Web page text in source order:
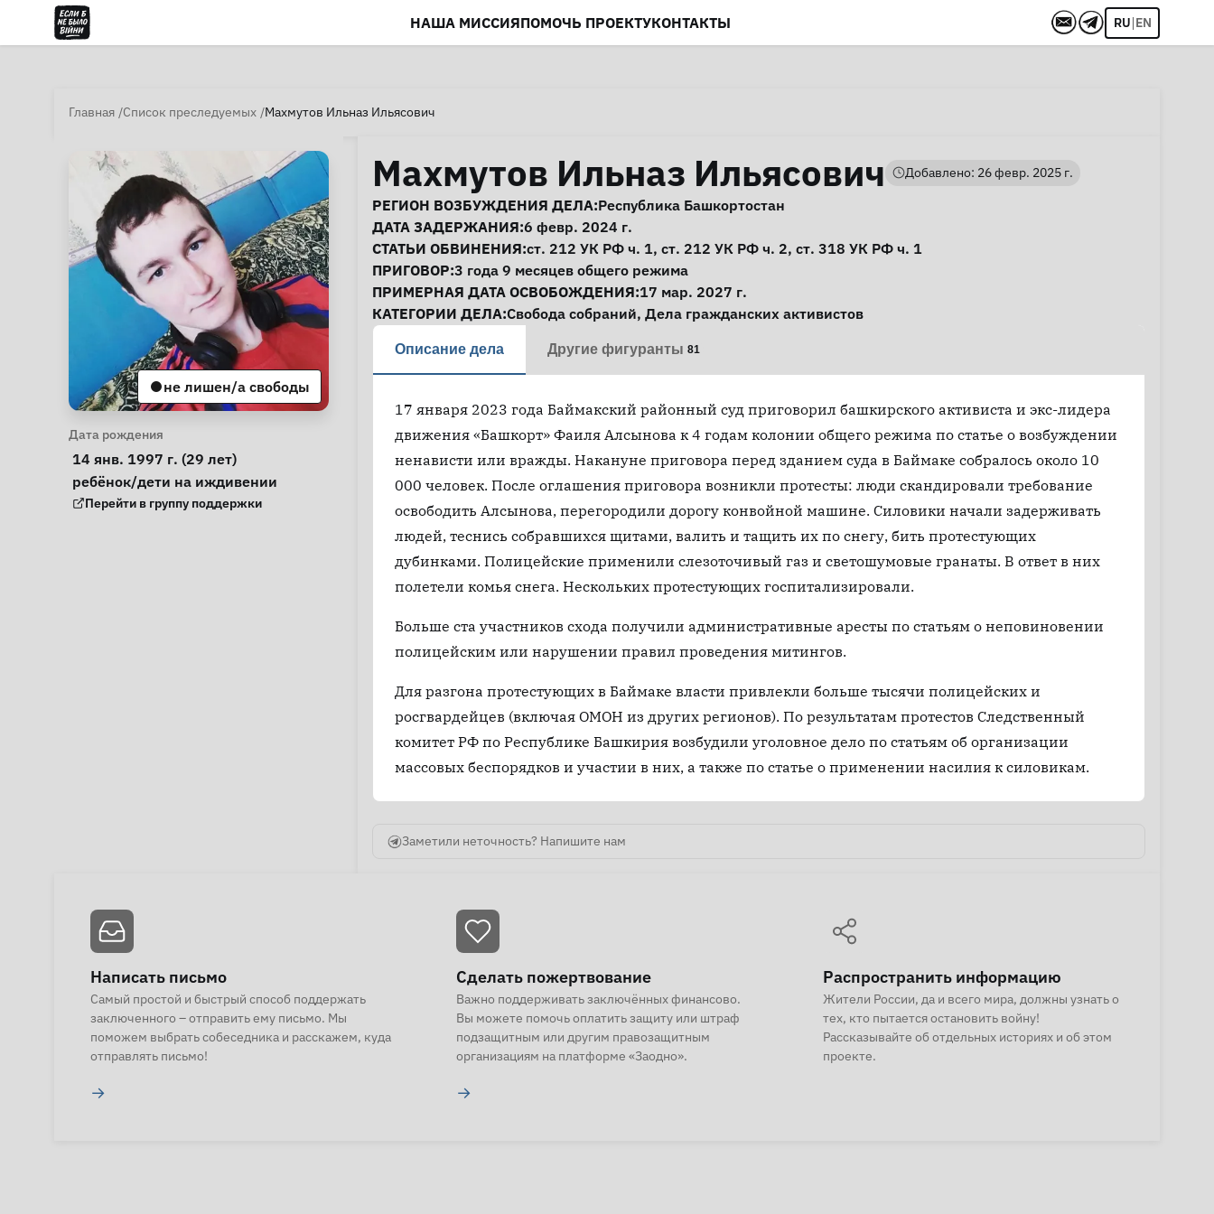
НАША МИССИЯПОМОЧЬ ПРОЕКТУКОНТАКТЫ RU|EN
Главная Список преследуемых Махмутов Ильназ Ильясович
не лишен/а свободы
Личная информация
Дата рождения
14 янв. 1997 г. (29 лет)
Особые обстоятельства
ребёнок/дети на иждивении
Группа поддержки
Перейти в группу поддержки
Махмутов Ильназ Ильясович Добавлено: 26 февр. 2025 г.
Информация о деле
РЕГИОН ВОЗБУЖДЕНИЯ ДЕЛА:Республика Башкортостан
ДАТА ЗАДЕРЖАНИЯ:6 февр. 2024 г.
СТАТЬИ ОБВИНЕНИЯ:ст. 212 УК РФ ч. 1, ст. 212 УК РФ ч. 2, ст. 318 УК РФ ч. 1
ПРИГОВОР:3 года 9 месяцев общего режима
ПРИМЕРНАЯ ДАТА ОСВОБОЖДЕНИЯ:17 мар. 2027 г.
КАТЕГОРИИ ДЕЛА:Свобода собраний, Дела гражданских активистов
Описание дела Другие фигуранты 81
17 января 2023 года Баймакский районный суд приговорил башкирского активиста и экс-лидера
движения «Башкорт» Фаиля Алсынова к 4 годам колонии общего режима по статье о возбуждении
ненависти или вражды. Накануне приговора перед зданием суда в Баймаке собралось около 10
000 человек. После оглашения приговора возникли протесты: люди скандировали требование
освободить Алсынова, перегородили дорогу конвойной машине. Силовики начали задерживать
людей, теснись собравшихся щитами, валить и тащить их по снегу, бить протестующих
дубинками. Полицейские применили слезоточивый газ и светошумовые гранаты. В ответ в них
полетели комья снега. Нескольких протестующих госпитализировали.
Больше ста участников схода получили административные аресты по статьям о неповиновении
полицейским или нарушении правил проведения митингов.
Для разгона протестующих в Баймаке власти привлекли больше тысячи полицейских и
росгвардейцев (включая ОМОН из других регионов). По результатам протестов Следственный
комитет РФ по Республике Башкирия возбудили уголовное дело по статьям об организации
массовых беспорядков и участии в них, а также по статье о применении насилия к силовикам.
Заметили неточность? Напишите нам
Написать письмо
Самый простой и быстрый способ поддержать
заключенного – отправить ему письмо. Мы
поможем выбрать собеседника и расскажем, куда
отправлять письмо!
→
Сделать пожертвование
Важно поддерживать заключённых финансово.
Вы можете помочь оплатить защиту или штраф
подзащитным или другим правозащитным
организациям на платформе «Заодно».
→
Распространить информацию
Жители России, да и всего мира, должны узнать о
тех, кто пытается остановить войну!
Рассказывайте об отдельных историях и об этом
проекте.